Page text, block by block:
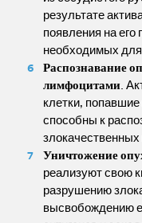
результате
появления на
необходимых
Распознавание
лимфоцитами.
клетки,
способны к
злокачественных
Уничтожение
реализуют свою
разрушению
высвобождению